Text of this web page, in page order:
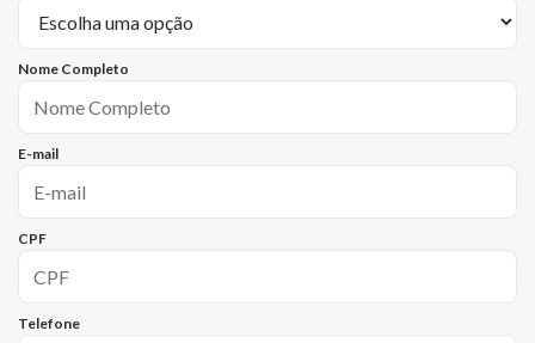
Nome Completo
E-mail
CPF
Telefone